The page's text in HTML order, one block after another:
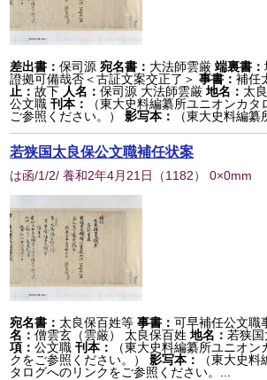
差出書：保司源 宛名書： 大法師雲厳 端裏書：
證拠可備哉否＜古証文案交正了＞ 事書：補任
止：故下 人名：保司源 大法師雲厳 地名： 太
公文職 刊本：
（東大史料編纂所ユニオンカ
ご参照ください。）
影写本： （東大史料編纂
若狭国太良保公文職補任状案
は函/1/2/ 養和2年4月21日 （1182） 0×0mm
宛名書： 太良保百姓等 事書：可早補任公文職
名：僧雲玄（雲厳） 太良保百姓 地名：若狭
項：公文職 刊本：
（東大史料編纂所ユニオ
クをご参照ください。）
影写本：
（東大史
タログへのリンクをご参照ください。...